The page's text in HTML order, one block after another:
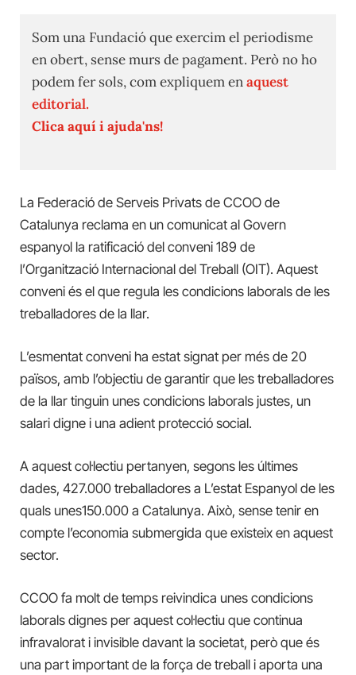
Som una Fundació que exercim el periodisme
en obert, sense murs de pagament. Però no ho
podem fer sols, com expliquem enaquest
editorial.
Clica aquí i ajuda'ns!
La Federació de Serveis Privats de CCOO de
Catalunya reclama en un comunicat al Govern
espanyol la ratificació del conveni 189 de
l’Organització Internacional del Treball (OIT). Aquest
conveni és el que regula les condicions laborals de les
treballadores de la llar.
L’esmentat conveni ha estat signat per més de 20
països, amb l’objectiu de garantir que les treballadores
de la llar tinguin unes condicions laborals justes, un
salari digne i una adient protecció social.
A aquest col·lectiu pertanyen, segons les últimes
dades, 427.000 treballadores a L’estat Espanyol de les
quals unes150.000 a Catalunya. Això, sense tenir en
compte l’economia submergida que existeix en aquest
sector.
CCOO fa molt de temps reivindica unes condicions
laborals dignes per aquest col·lectiu que continua
infravalorat i invisible davant la societat, però que és
una part important de la força de treball i aporta una